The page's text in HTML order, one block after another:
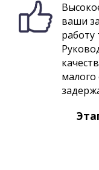
ваши
работу
малого